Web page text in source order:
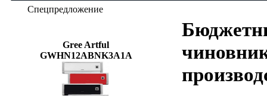
Спецпредложение
Gree Artful
GWHN12ABNK3A1A